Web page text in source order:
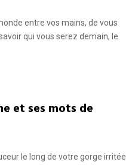
entre vos mains, de vous
qui vous serez demain, le
et ses mots de
le long de votre gorge irritée